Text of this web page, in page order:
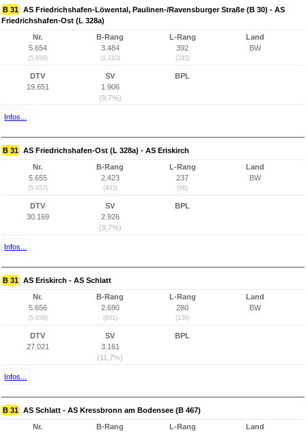
B 31 AS Friedrichshafen-Löwental, Paulinen-/Ravensburger Straße (B 30) - AS
Friedrichshafen-Ost (L 328a)
Nr.
5.654
(5.656)
B-Rang
3.484
(1.210)
L-Rang
392
(245)
Land
BW
DTV
19.651
SV
1.906
(9,7%)
BPL
Infos...
B 31 AS Friedrichshafen-Ost (L 328a) - AS Eriskirch
Nr.
5.655
(5.657)
B-Rang
2.423
(443)
L-Rang
237
(96)
Land
BW
DTV
30.169
SV
2.926
(9,7%)
BPL
Infos...
B 31 AS Eriskirch - AS Schlatt
Nr.
5.656
(5.658)
B-Rang
2.690
(601)
L-Rang
280
(136)
Land
BW
DTV
27.021
SV
3.161
(11,7%)
BPL
Infos...
B 31 AS Schlatt - AS Kressbronn am Bodensee (B 467)
Nr.
B-Rang
L-Rang
Land